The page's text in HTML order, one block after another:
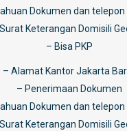
Dokumen dan telepon
Keterangan Domisili
– Bisa PKP
– Alamat Kantor Jakarta
– Penerimaan Dokumen
Dokumen dan telepon
Keterangan Domisili